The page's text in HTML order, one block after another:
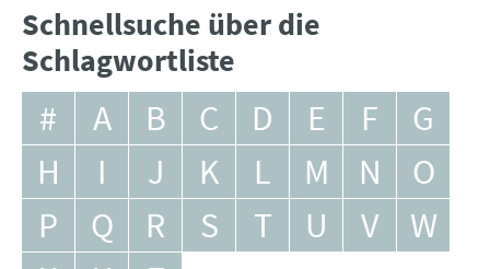
Schnellsuche über die
Schlagwortliste
# A B C D E F
G
H
I J K L M N
O
P
Q R S T U V
W